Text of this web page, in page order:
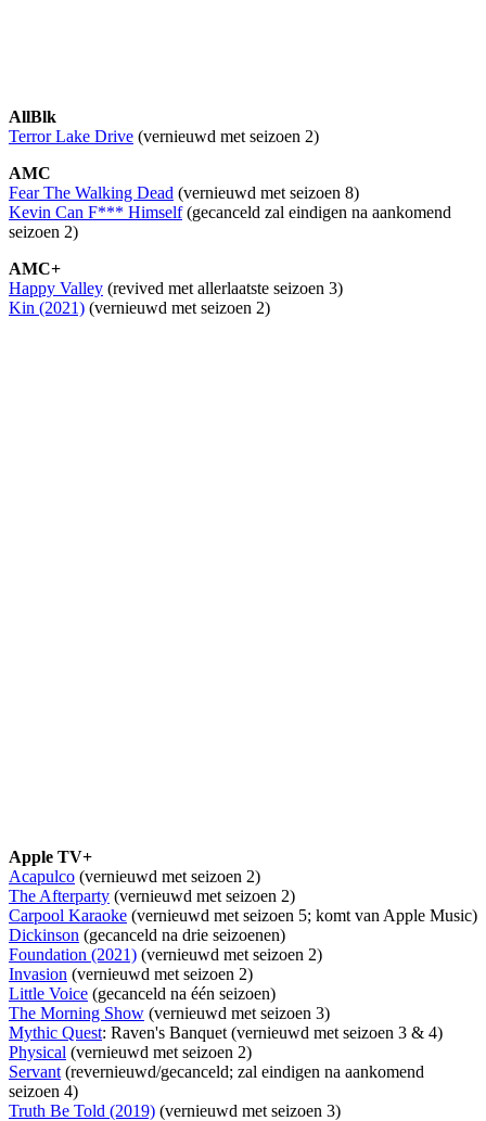
AllBlk
Terror Lake Drive (vernieuwd met seizoen 2)
AMC
Fear The Walking Dead (vernieuwd met seizoen 8)
Kevin Can F*** Himself(gecanceld zal eindigen na aankomend
seizoen 2)
AMC+
Happy Valley (revived met allerlaatste seizoen 3)
Kin (2021) (vernieuwd met seizoen 2)
Apple TV+
Acapulco (vernieuwd met seizoen 2)
The Afterparty (vernieuwd met seizoen 2)
Carpool Karaoke (vernieuwd met seizoen 5; komt van Apple Music)
Dickinson (gecanceld na drie seizoenen)
Foundation (2021) (vernieuwd met seizoen 2)
Invasion (vernieuwd met seizoen 2)
Little Voice (gecanceld na één seizoen)
The Morning Show (vernieuwd met seizoen 3)
Mythic Quest: Raven's Banquet (vernieuwd met seizoen 3 & 4)
Physical (vernieuwd met seizoen 2)
Servant (revernieuwd/gecanceld; zal eindigen na aankomend
seizoen 4)
Truth Be Told (2019) (vernieuwd met seizoen 3)